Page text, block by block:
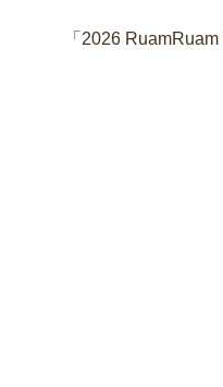
「2026